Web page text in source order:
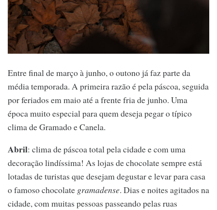
Entre final de março à junho, o outono já faz parte da
média temporada. A primeira razão é pela páscoa, seguida
por feriados em maio até a frente fria de junho. Uma
época muito especial para quem deseja pegar o típico
clima de Gramado e Canela.
Abril: clima de páscoa total pela cidade e com uma
decoração lindíssima! As lojas de chocolate sempre está
lotadas de turistas que desejam degustar e levar para casa
o famoso chocolate gramadense. Dias e noites agitados na
cidade, com muitas pessoas passeando pelas ruas